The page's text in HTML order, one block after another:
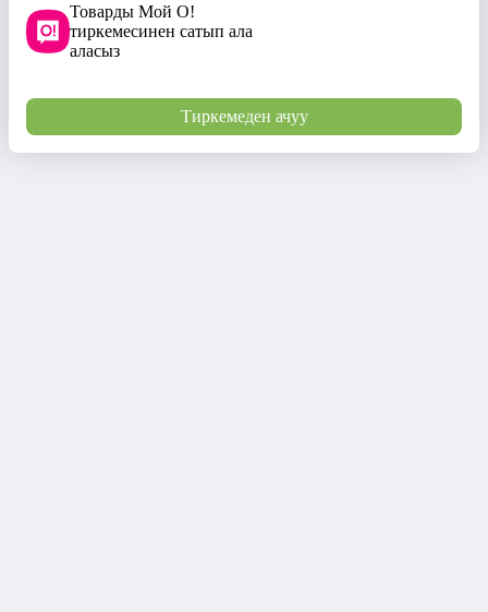
Товарды Мой О!
тиркемесинен сатып ала
аласыз
Тиркемеден ачуу